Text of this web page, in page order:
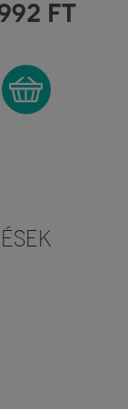
FT